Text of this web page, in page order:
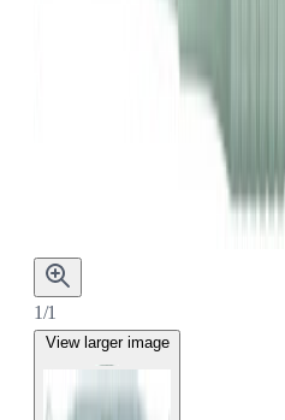
1/1
View larger image